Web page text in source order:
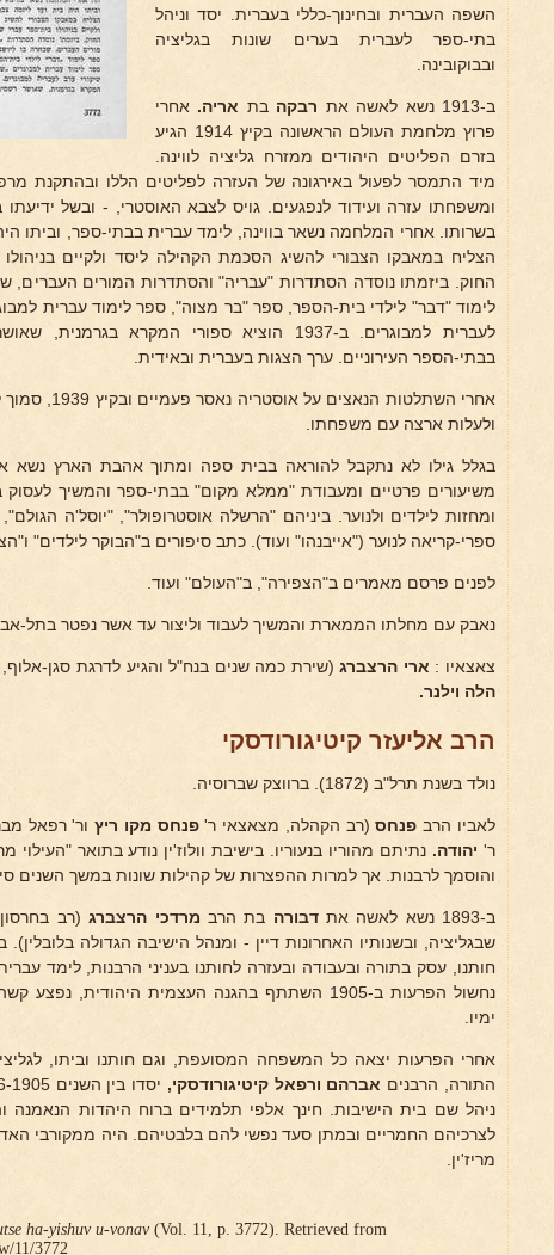
השפה העברית ובחינוך-כללי בעברית. יסד וניהל
בתי-ספר לעברית בערים שונות בגליציה
ובבוקובינה.
ב-1913 נשא לאשה את רבקה בת אריה. אחרי
פרוץ מלחמת העולם הראשונה בקיץ 1914 הגיע
בזרם הפליטים היהודים ממזרח גליציה לווינה.
מיד התמסר לפעול באירגונה של העזרה לפליטים הללו ובהתקנת
ומשפחתו עזרה ועידוד לנפגעים. גויס לצבא האוסטרי, - ובשל
בשרותו. אחרי המלחמה נשאר בווינה, לימד עברית בבתי-ספר, וביתו היה
הצליח במאבקו הצבורי להשיג הסכמת הקהילה ליסד ולקיים
החוק. ביזמתו נוסדה הסתדרות "עבריה" והסתדרות המורים העברים,
לימוד "דבר" לילדי בית-הספר, ספר "בר מצוה", ספר לימוד עברית
לעברית למבוגרים. ב-1937 הוציא ספורי המקרא
בבתי-הספר העירוניים. ערך הצגות בעברית ובאידית.
אחרי
ולעלות ארצה עם משפחתו.
בגלל גילו לא נתקבל להוראה בבית ספה ומתוך אהבת הארץ נשא
משיעורים פרטיים ומעבודת "ממלא מקום" בבתי-ספר והמשיך
ומחזות לילדים ולנוער. ביניהם "הרשלה אוסטרופולר", "יוסל'ה
ספרי-קריאה לנוער ("אייבנהו" ועוד). כתב סיפורים ב"הבוקר לילדים"
לפנים פרסם מאמרים ב"הצפירה", ב"העולם" ועוד.
נאבק עם מחלתו הממארת והמשיך לעבוד וליצור עד אשר נפטר בתל-אביב, ד'
צאצאיו : ארי הרצברג(שירת כמה שנים בנח"ל והגיע לדרגת סגן-אלוף,
הלה וילנר.
הרב אליעזר קיטיגורודסקי
נולד בשנת תרל"ב (1872). ברווצק שברוסיה.
לאביו הרב פנחס (רב הקהלה, מצאצאי ר'פנחס מקו ריץור' רפאל
ר' יהודה. נתיתם מהוריו בנעוריו. בישיבת וולוז'ין נודע בתואר
והוסמך לרבנות. אך למרות ההפצרות של קהילות שונות במשך השנים
ב-1893 נשא לאשה את דבורה בת הרב מרדכי הרצברג(רב
שבגליציה, ובשנותיו האחרונות דיין - ומנהל הישיבה הגדולה
חותנו, עסק בתורה ובעבודה ובעזרה לחותנו בעניני הרבנות, לימד
נחשול הפרעות ב-1905 השתתף בהגנה העצמית
ימיו.
אחרי הפרעות יצאה כל המשפחה המסועפת, וגם חותנו וביתו,
התורה, הרבנים אברהם ורפאל קיטיגורודסקי,
ניהל שם בית הישיבות. חינך אלפי תלמידים ברוח היהדות הנאמנה
לצרכיהם החמריים ובמתן סעד נפשי להם בלבטיהם. היה ממקורבי
מריז'ין.
ha-yishuv u-vonav(Vol. 11, p. 3772). Retrieved from
11/3772